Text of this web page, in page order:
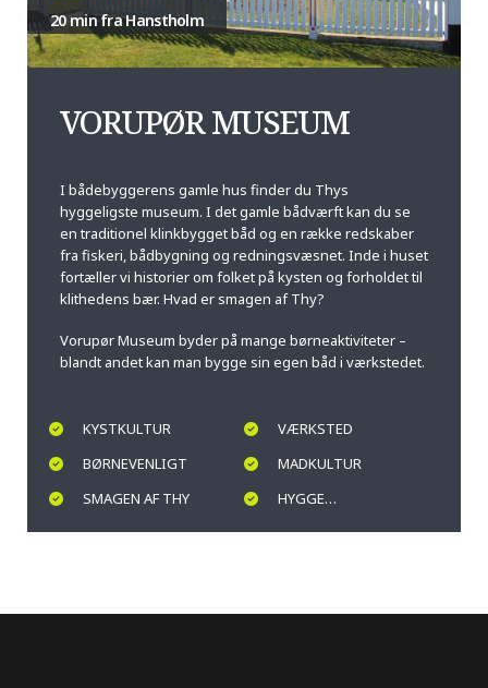
20 min fra Hanstholm
VORUPØR MUSEUM
I bådebyggerens gamle hus finder du Thys
hyggeligste museum. I det gamle bådværft kan du se
en traditionel klinkbygget båd og en række redskaber
fra fiskeri, bådbygning og redningsvæsnet. Inde i huset
fortæller vi historier om folket på kysten og forholdet til
klithedens bær. Hvad er smagen af Thy?
Vorupør Museum byder på mange børneaktiviteter –
blandt andet kan man bygge sin egen båd i værkstedet.
KYSTKULTUR
VÆRKSTED
BØRNEVENLIGT
MADKULTUR
SMAGEN AF THY
HYGGE…